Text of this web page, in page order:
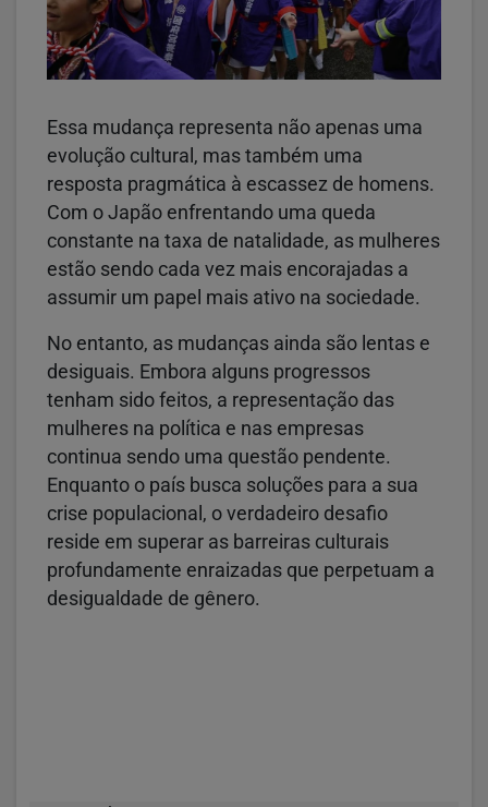
Essa mudança representa não apenas uma
evolução cultural, mas também uma
resposta pragmática à escassez de homens.
Com o Japão enfrentando uma queda
constante na taxa de natalidade, as mulheres
estão sendo cada vez mais encorajadas a
assumir um papel mais ativo na sociedade.
No entanto, as mudanças ainda são lentas e
desiguais. Embora alguns progressos
tenham sido feitos, a representação das
mulheres na política e nas empresas
continua sendo uma questão pendente.
Enquanto o país busca soluções para a sua
crise populacional, o verdadeiro desafio
reside em superar as barreiras culturais
profundamente enraizadas que perpetuam a
desigualdade de gênero.